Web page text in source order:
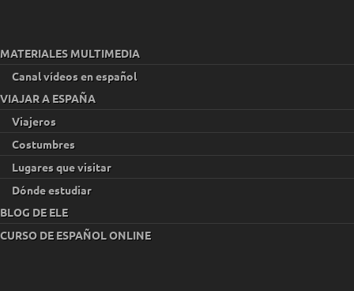
MATERIALES MULTIMEDIA
Canal vídeos en español
VIAJAR A ESPAÑA
Viajeros
Costumbres
Lugares que visitar
Dónde estudiar
BLOG DE ELE
CURSO DE ESPAÑOL ONLINE